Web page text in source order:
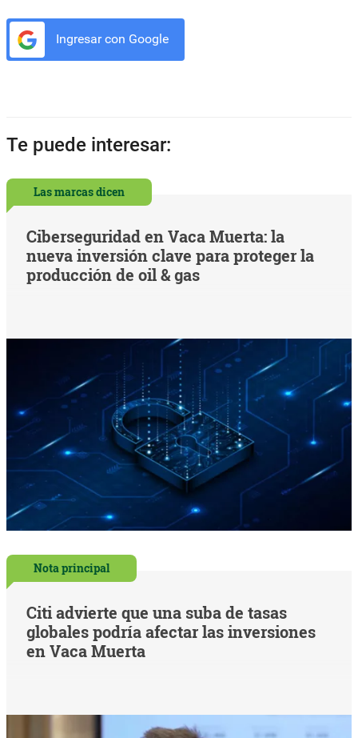
Ingresar con Google
Te puede interesar:
Las marcas dicen
Ciberseguridad en Vaca Muerta: la
nueva inversión clave para proteger la
producción de oil & gas
Nota principal
Citi advierte que una suba de tasas
globales podría afectar las inversiones
en Vaca Muerta